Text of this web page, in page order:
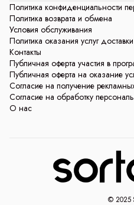
Политика конфиденциальности
Политика возврата и обмена
Условия обслуживания
Политика оказания услуг доставки
Контакты
Публичная оферта участия в
Публичная оферта на оказание
Согласие на получение
Согласие на обработку
О нас
© 2025